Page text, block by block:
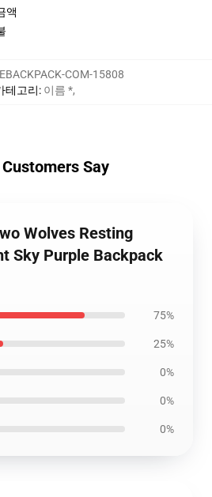
액
COM-15808
테고리: 이름 *,
Say
Wolves Resting
Sky Purple Backpack
75%
25%
0%
0%
0%